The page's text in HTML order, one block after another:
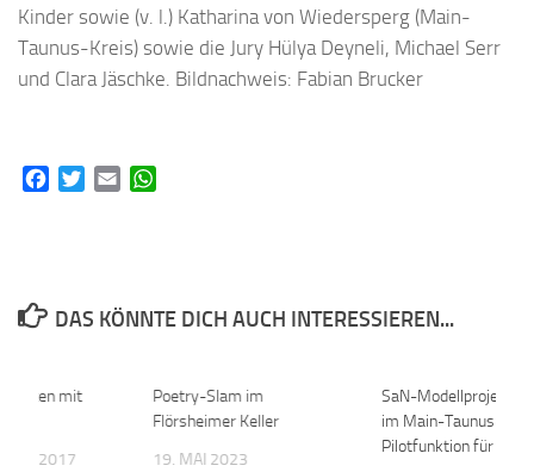
Kinder sowie (v. l.) Katharina von Wiedersperg (Main-
Taunus-Kreis) sowie die Jury Hülya Deyneli, Michael Serr
und Clara Jäschke. Bildnachweis: Fabian Brucker
FacebookTwitterEmail
DAS KÖNNTE DICH AUCH INTERESSIEREN...
Poetry-Slam im
Flörsheimer Keller
19. MAI 2023
SaN-Modellprojekt
im Main-Taunus-
Pilotfunktion für
mit
2017